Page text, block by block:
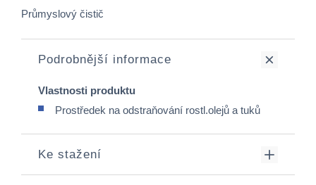
Průmyslový čistič
Podrobnější informace
Vlastnosti produktu
Prostředek na odstraňování rostl.olejů a tuků
Ke stažení